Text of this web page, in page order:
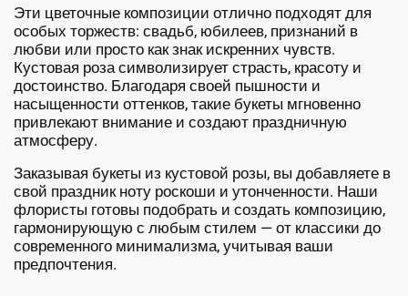
Эти цветочные композиции отлично подходят для
особых торжеств: свадьб, юбилеев, признаний в
любви или просто как знак искренних чувств.
Кустовая роза символизирует страсть, красоту и
достоинство. Благодаря своей пышности и
насыщенности оттенков, такие букеты мгновенно
привлекают внимание и создают праздничную
атмосферу.
Заказывая букеты из кустовой розы, вы добавляете в
свой праздник ноту роскоши и утонченности. Наши
флористы готовы подобрать и создать композицию,
гармонирующую с любым стилем — от классики до
современного минимализма, учитывая ваши
предпочтения.